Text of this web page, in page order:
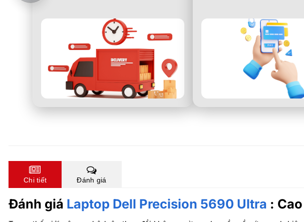
Chi tiết Đánh giá
Đánh giá Laptop Dell Precision 5690 Ultra :